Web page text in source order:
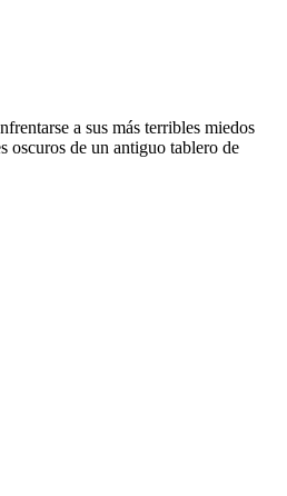
a sus más terribles miedos
oscuros de un antiguo tablero de